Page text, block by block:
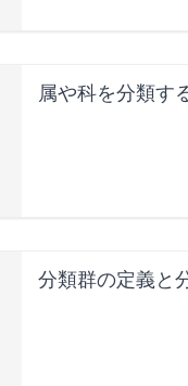
属や科を分類す
分類群の定義と